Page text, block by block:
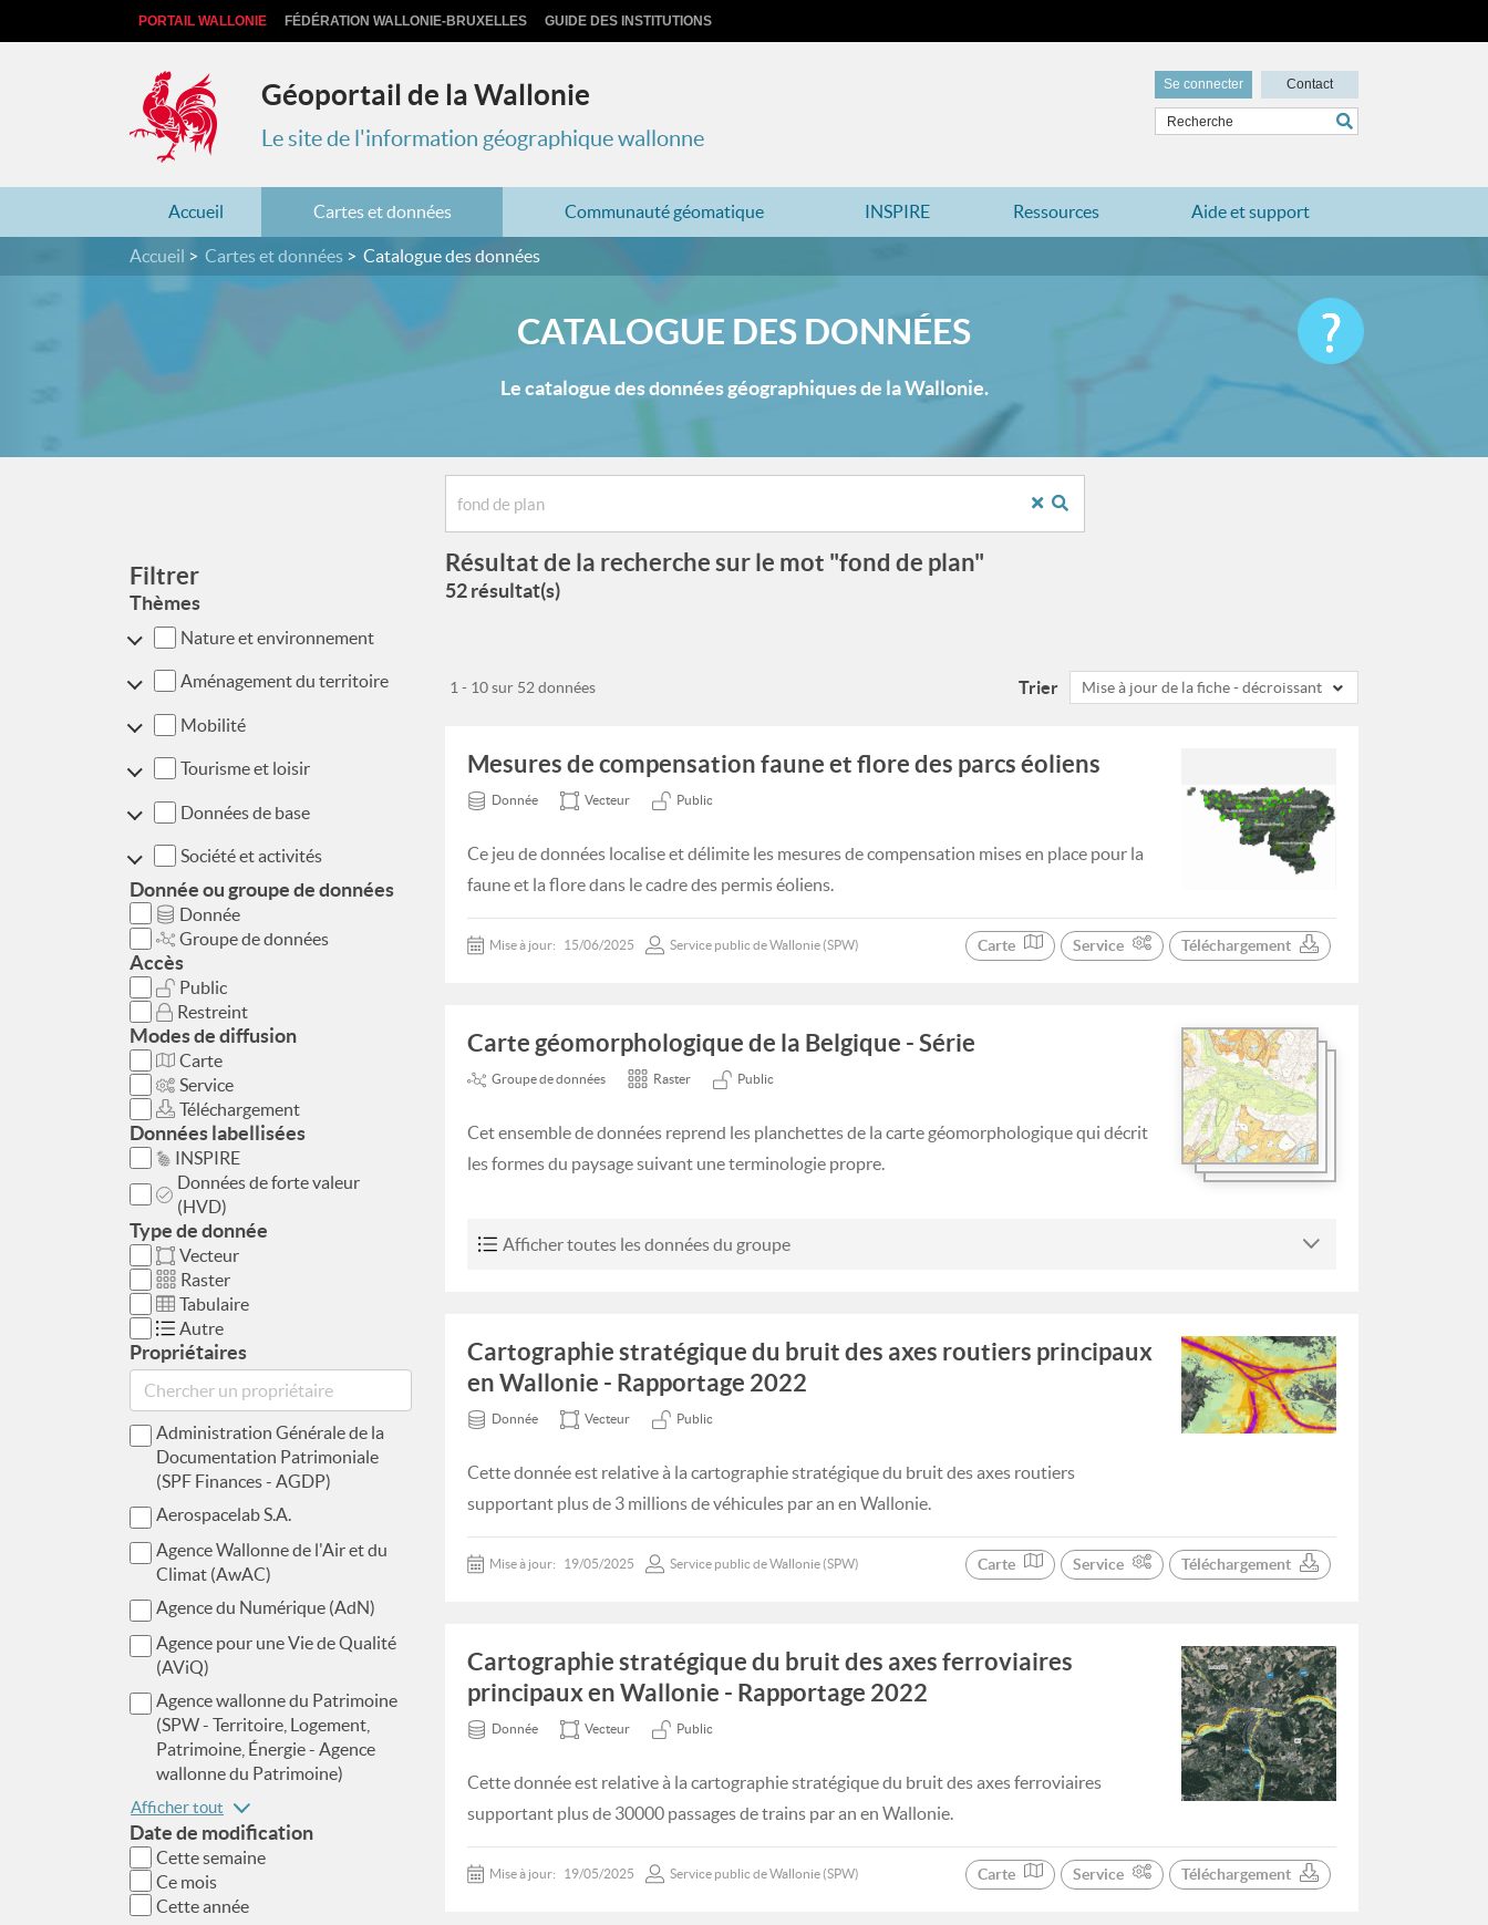
PORTAIL WALLONIE FÉDÉRATION WALLONIE-BRUXELLES GUIDE DES INSTITUTIONS
Géoportail de la Wallonie
Le site de l'information géographique wallonne
Se connecter Contact
Accueil Cartes et données Communauté géomatique INSPIRE Ressources Aide et support
Accueil Cartes et données Catalogue des données
CATALOGUE DES DONNÉES
Le catalogue des données géographiques de la Wallonie.
Filtrer
Thèmes
Nature et environnement
Aménagement du territoire
Mobilité
Tourisme et loisir
Données de base
Société et activités
Donnée ou groupe de données
Donnée
Groupe de données
Accès
Public
Restreint
Modes de diffusion
Carte
Service
Téléchargement
Données labellisées
INSPIRE
Données de forte valeur
(HVD)
Type de donnée
Vecteur
Raster
Tabulaire
Autre
Propriétaires
Administration Générale de la
Documentation Patrimoniale
(SPF Finances - AGDP)
Aerospacelab S.A.
Agence Wallonne de l'Air et du
Climat (AwAC)
Agence du Numérique (AdN)
Agence pour une Vie de Qualité
(AViQ)
Agence wallonne du Patrimoine
(SPW - Territoire, Logement,
Patrimoine, Énergie - Agence
wallonne du Patrimoine)
Afficher tout
Date de modification
Cette semaine
Ce mois
Cette année
Résultat de la recherche sur le mot "fond de plan"
52 résultat(s)
Trier Mise à jour de la fiche - décroissant
1 - 10 sur 52 données
Mesures de compensation faune et flore des parcs éoliens
Donnée Vecteur Public
Ce jeu de données localise et délimite les mesures de compensation mises en place pour la
faune et la flore dans le cadre des permis éoliens.
Mise à jour: 15/06/2025 Service public de Wallonie (SPW) Carte Service Téléchargement
Carte géomorphologique de la Belgique - Série
Groupe de données Raster Public
Cet ensemble de données reprend les planchettes de la carte géomorphologique qui décrit
les formes du paysage suivant une terminologie propre.
Afficher toutes les données du groupe
Cartographie stratégique du bruit des axes routiers principaux
en Wallonie - Rapportage 2022
Donnée Vecteur Public
Cette donnée est relative à la cartographie stratégique du bruit des axes routiers
supportant plus de 3 millions de véhicules par an en Wallonie.
Mise à jour: 19/05/2025 Service public de Wallonie (SPW) Carte Service Téléchargement
Cartographie stratégique du bruit des axes ferroviaires
principaux en Wallonie - Rapportage 2022
Donnée Vecteur Public
Cette donnée est relative à la cartographie stratégique du bruit des axes ferroviaires
supportant plus de 30000 passages de trains par an en Wallonie.
Mise à jour: 19/05/2025 Service public de Wallonie (SPW) Carte Service Téléchargement